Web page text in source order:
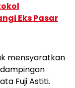
Eks Pasar
mensyaratkan
Fuji Astiti.